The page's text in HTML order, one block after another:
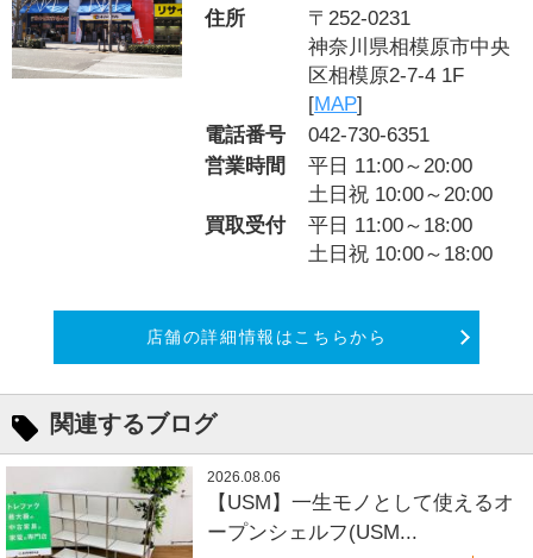
住所
〒252-0231
神奈川県相模原市中央
区相模原2-7-4 1F
[MAP]
電話番号
042-730-6351
営業時間
平日 11:00～20:00
土日祝 10:00～20:00
買取受付
平日 11:00～18:00
土日祝 10:00～18:00
店舗の詳細情報はこちらから
関連するブログ
2026.08.06
【USM】一生モノとして使えるオ
ープンシェルフ(USM...